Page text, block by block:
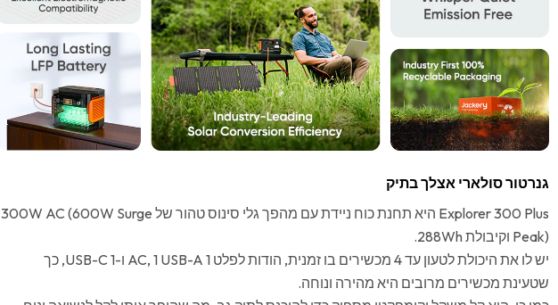
גנרטור סולארי אצלך בתיק
Explorer 300 Plus היא תחנת כוח ניידת עם מהפך גלי סינוס טהור של 300W AC (600W Surge
Peak) וקיבולת 288Wh.
יש לו את היכולת לטעון עד 4 מכשירים בו זמנית, הודות לפלט 1 AC, 1 USB-A ו-1 USB-C, כך
שטעינת מכשירים מרובים היא מהירה ונוחה.